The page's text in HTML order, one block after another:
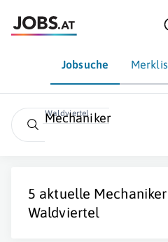
Jobsuche
Waldviertel
Mechaniker
5 aktuelle Mechaniker
Waldviertel